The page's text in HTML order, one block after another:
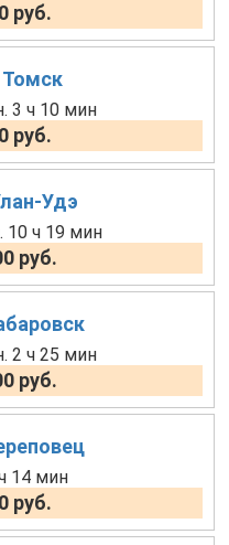
руб.
3 ч 10 мин
руб.
Удэ
10 ч 19 мин
руб.
2 ч 25 мин
руб.
14 мин
руб.